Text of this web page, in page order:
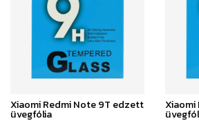
Xiaomi Redmi Note 9T edzett
üvegfólia